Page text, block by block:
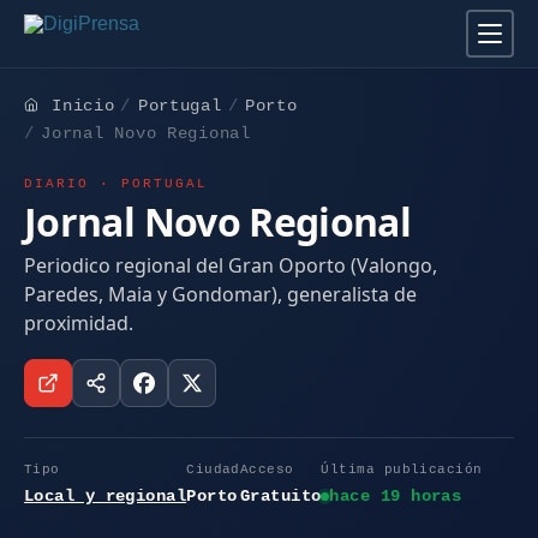
Inicio Portugal
Porto
Jornal Novo Regional
DIARIO · PORTUGAL
Jornal Novo Regional
Periodico regional del Gran Oporto (Valongo,
Paredes, Maia y Gondomar), generalista de
proximidad.
Tipo
Local y regional
Ciudad
Porto
Acceso
Gratuito
Última publicación
hace 19 horas